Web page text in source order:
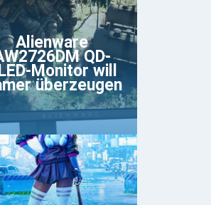
Alienware
QD-
Monitor will
überzeugen